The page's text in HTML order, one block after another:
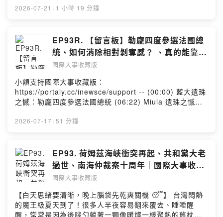
(01:11:21)4. 小新聞：日本副首都構想 --Hosting
名獎品 另有好康限時加碼！新註冊會員可再折抵$50 7/21
https://vocus.cc/salon/inewsceclub/plans/content
(00:00) 業配時間：Cofit UC-II 二型膠原葡萄糖胺與相關
保健食品 (11:46) 開場閒聊：國大收俱樂部正式推出
(19:40)1. 美伊衝突升溫與胡賽參戰： 伊朗攻擊美軍基地
造成美軍傷亡，美軍隨即擴大空襲伊朗軍事設施，雙方互
控違反停火協議；葉門胡塞也宣布封鎖沙國海運，讓紅海
與荷姆茲海峽兩大航道同步緊張。戰火升高之際，油價與
全球能源供應是否將再度陷入新危機？ (41:40)2. 英國新
首相柏南正式上任：英國新首相柏南正式上任，宣布廢除
對高額虧損、企業補償與財政壓力，未來改革能否兼顧民
生與經濟，會成為柏南政府的最大考驗嗎？ (01:03:31)3.
尼加拉瓜沒有選舉了：尼加拉瓜總統奧蒂嘉宣布將取消選
舉制度，聲稱不再允許反對派透過選舉奪權，外界認為
領袖，如今從修憲、打壓反對派到否定選舉，尼加拉瓜是
否正式走向家族長期統治的獨裁體制？ (01:12:40)4. 小新
2026-07-21 · 1 小時 19 分鐘
EP93R. 【留言板】勒龐四度參選法國總
統、如何消除相對剝奪感？ 、真的能靠打
嘴砲建國？、反壟斷算是政府介入市場
嗎？
國際大事收藏版
小額支持國際大事收藏版：
https://portaly.cc/inewsce/support -- (00:00) 藍大遺珠
之憾：勒龐四度參選法國總統 (06:22) Miula 遺珠之憾：
民主國會開議 (20:18) 如何消除相對剝奪感？ (27:39) 真
收藏版」Podcast節目。 每周精選三則影響世界的重要新
聞，提供主流媒體以外的觀點 跟著我們一起來收藏國際大
事吧！ 「國際大事收藏版」合作邀約請洽：
inewsce@gmail.com --Hosting provided by SoundOn
2026-07-17 · 51 分鐘
EP93. 荷姆茲海峽衝突再起、共和黨大老
過世、南海仲裁案十周年｜國際大事收藏
版
國際大事收藏版
【白天思緒要清晰，晚上腦袋先乾爽關機 😴】 台灣悶熱
的魔王級夏天到了！很多人半夜容易翻來覆去、睡睡醒
醒，常常是因為後腦勺躺著一顆像暖爐一樣聚熱的舊枕